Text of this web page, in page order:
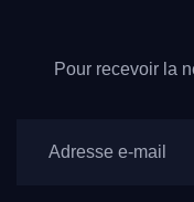
Pour recevoir la